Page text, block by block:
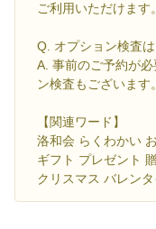
ご利用いただけます。
Q. オプション検査
A. 事前のご予約が
ン検査もございます
【関連ワード】
洛和会 らくわかい
ギフト プレゼント
クリスマス バレン